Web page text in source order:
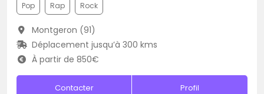
Pop Rap Rock
Montgeron (91)
Déplacement jusqu’à 300 kms
À partir de 850€
Contacter Profil